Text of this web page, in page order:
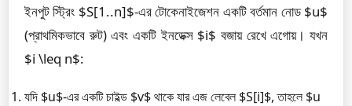
ইনপুট স্ট্রিং $S[1..n]$-এর টোকেনাইজেশন একটি বর্তমান নোড $u$
(প্রাথমিকভাবে রুট) এবং একটি ইনডেক্স $i$ বজায় রেখে এগোয়। যখন
$i \leq n$:
যদি $u$-এর একটি চাইল্ড $v$ থাকে যার এজ লেবেল $S[i]$, তাহলে $u